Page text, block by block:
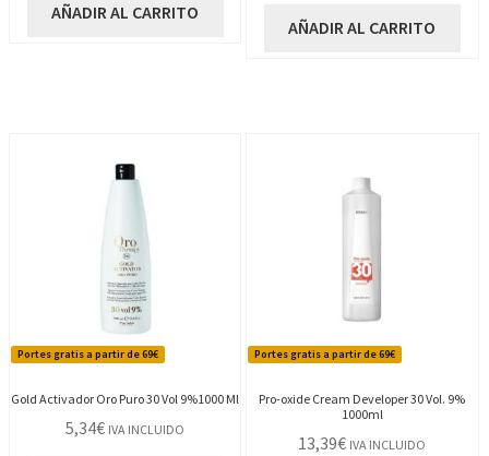
AÑADIR AL CARRITO
AÑADIR AL CARRITO
Portes gratis a partir de 69€
Gold Activador Oro Puro 30 Vol 9%1000 Ml
5,34€ IVA INCLUIDO
Portes gratis a partir de 69€
Pro-oxide Cream Developer 30 Vol. 9%
1000ml
13,39€ IVA INCLUIDO